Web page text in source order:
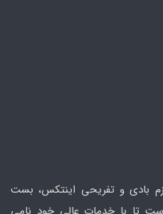
بادی و تفریحی اینتکس، بست